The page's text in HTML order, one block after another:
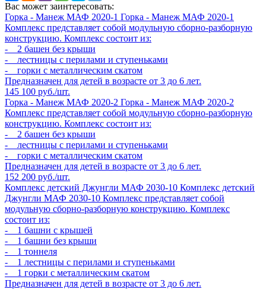
Вас может заинтересовать:
Горка - Манеж МАФ 2020-1 Горка - Манеж МАФ 2020-1
Комплекс представляет собой модульную сборно-разборную
конструкцию. Комплекс состоит из:
- 2 башен без крыши
- лестницы с перилами и ступеньками
- горки с металлическим скатом
Предназначен для детей в возрасте от 3 до 6 лет.
145 100 руб./шт.
Горка - Манеж МАФ 2020-2 Горка - Манеж МАФ 2020-2
Комплекс представляет собой модульную сборно-разборную
конструкцию. Комплекс состоит из:
- 2 башен без крыши
- лестницы с перилами и ступеньками
- горки с металлическим скатом
Предназначен для детей в возрасте от 3 до 6 лет.
152 200 руб./шт.
Комплекс детский Джунгли МАФ 2030-10 Комплекс детский
Джунгли МАФ 2030-10 Комплекс представляет собой
модульную сборно-разборную конструкцию. Комплекс
состоит из:
- 1 башни с крышей
- 1 башни без крыши
- 1 тоннеля
- 1 лестницы с перилами и ступеньками
- 1 горки с металлическим скатом
Предназначен для детей в возрасте от 3 до 6 лет.